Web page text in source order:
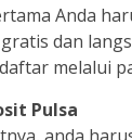
Anda
dan
melalui
Pulsa